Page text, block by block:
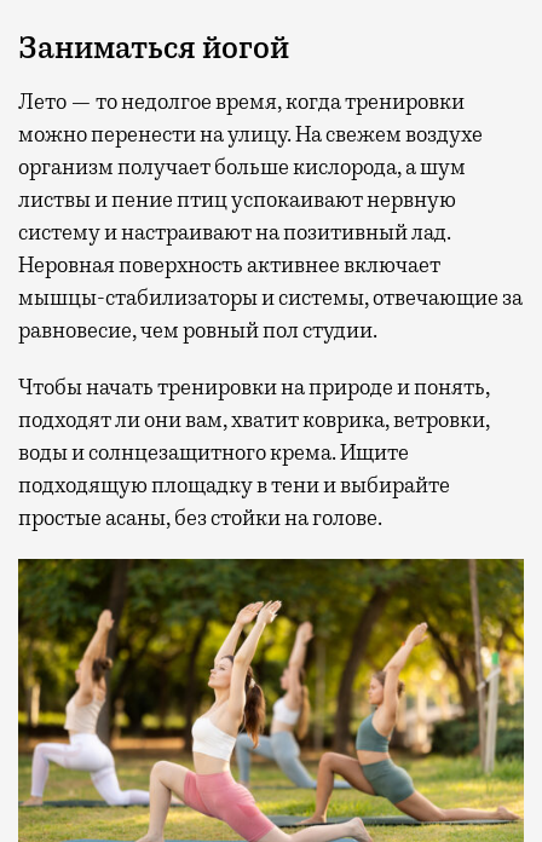
Заниматься йогой
Лето — то недолгое время, когда тренировки
можно перенести на улицу. На свежем воздухе
организм получает больше кислорода, а шум
листвы и пение птиц успокаивают нервную
систему и настраивают на позитивный лад.
Неровная поверхность активнее включает
мышцы-стабилизаторы и системы, отвечающие за
равновесие, чем ровный пол студии.
Чтобы начать тренировки на природе и понять,
подходят ли они вам, хватит коврика, ветровки,
воды и солнцезащитного крема. Ищите
подходящую площадку в тени и выбирайте
простые асаны, без стойки на голове.